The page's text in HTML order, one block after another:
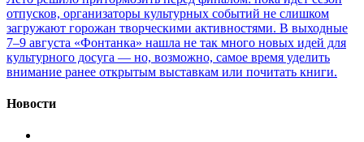
отпусков, организаторы культурных событий не слишком
загружают горожан творческими активностями. В выходные
7–9 августа «Фонтанка» нашла не так много новых идей для
культурного досуга — но, возможно, самое время уделить
внимание ранее открытым выставкам или почитать книги.
Новости